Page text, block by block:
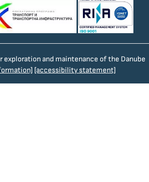
exploration and maintenance of the Danube
[accessibility statement]